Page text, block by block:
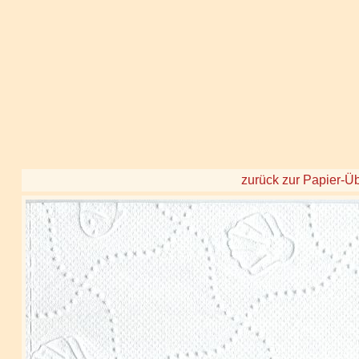
zurück zur Papier-